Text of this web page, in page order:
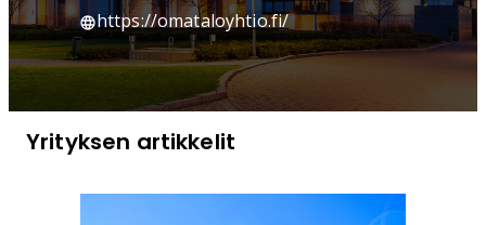
https://omataloyhtio.fi/
Yrityksen artikkelit